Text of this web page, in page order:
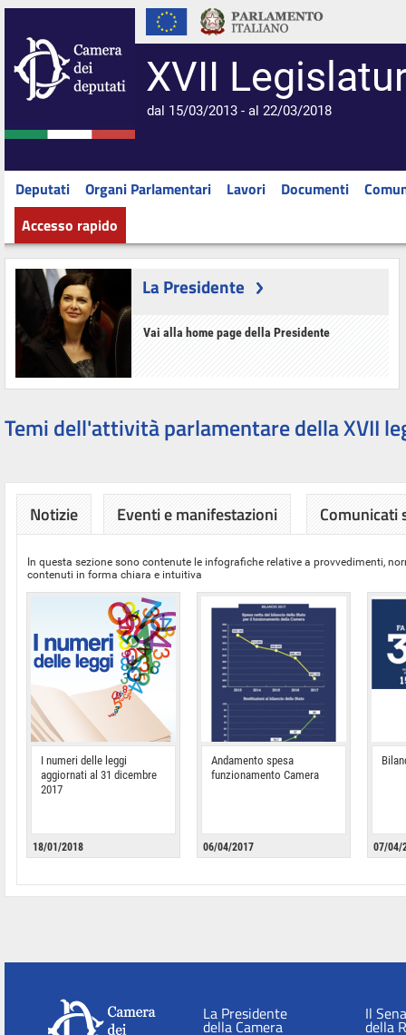
XVII
dal 15/03/2013 - al 22/03/2018
Deputati Organi Parlamentari Lavori Documenti
Accesso rapido
La Presidente
Vai alla home page della Presidente
Temi dell'attività parlamentare della XVII
Notizie Eventi e manifestazioni Comunicati
In questa sezione sono contenute le infografiche relative a provvedimenti,
contenuti in forma chiara e intuitiva
I numeri delle leggi
aggiornati al 31 dicembre
2017
18/01/2018
Andamento spesa
funzionamento Camera
06/04/2017 07/04/
La Presidente
della Camera
Il
della